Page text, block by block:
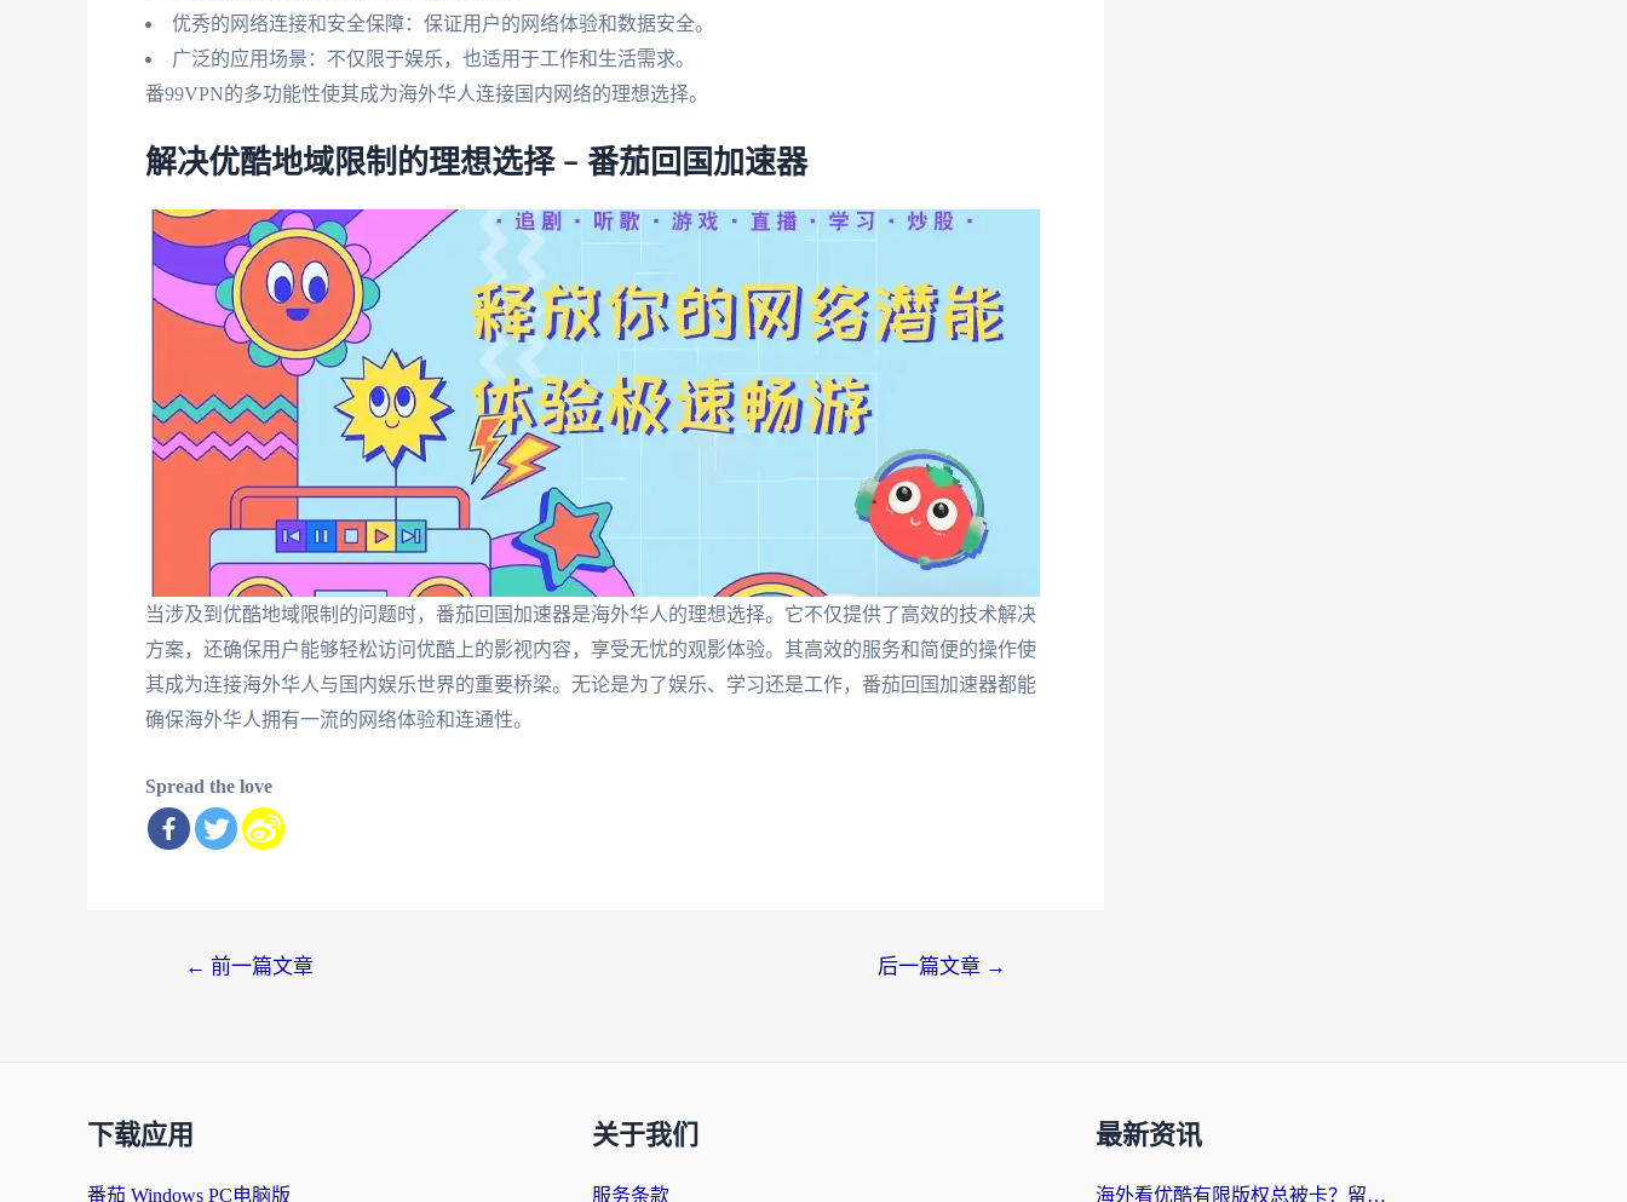
优秀的网络连接和安全保障：保证用户的网络体验和数据安全。
广泛的应用场景：不仅限于娱乐，也适用于工作和生活需求。
番99VPN的多功能性使其成为海外华人连接国内网络的理想选择。
解决优酷地域限制的理想选择 – 番茄回国加速器
当涉及到优酷地域限制的问题时，番茄回国加速器是海外华人的理想选择。它不仅提供了高效的技术解决
方案，还确保用户能够轻松访问优酷上的影视内容，享受无忧的观影体验。其高效的服务和简便的操作使
其成为连接海外华人与国内娱乐世界的重要桥梁。无论是为了娱乐、学习还是工作，番茄回国加速器都能
确保海外华人拥有一流的网络体验和连通性。
Spread the love
← 前一篇文章 后一篇文章 →
下载应用
番茄 Windows PC电脑版
关于我们
服务条款
最新资讯
海外看优酷有限版权总被卡？留学生亲测有效的回国加速器选择指南